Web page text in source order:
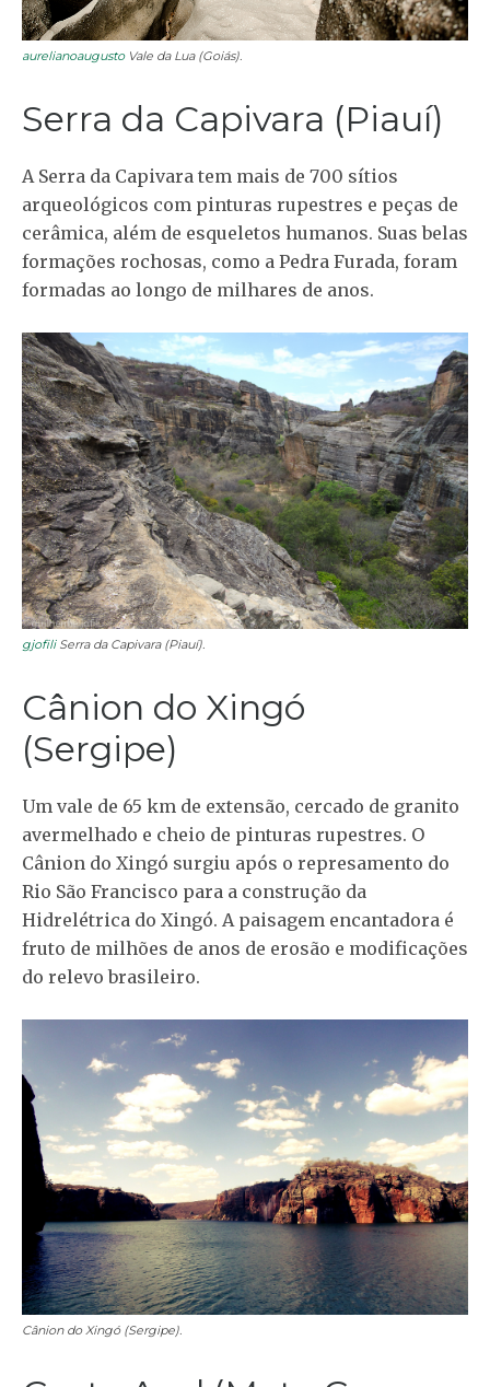
aurelianoaugustoVale da Lua (Goiás).
Serra da Capivara (Piauí)
A Serra da Capivara tem mais de 700 sítios
arqueológicos com pinturas rupestres e peças de
cerâmica, além de esqueletos humanos. Suas belas
formações rochosas, como a Pedra Furada, foram
formadas ao longo de milhares de anos.
gjofiliSerra da Capivara (Piauí).
Cânion do Xingó
(Sergipe)
Um vale de 65 km de extensão, cercado de granito
avermelhado e cheio de pinturas rupestres. O
Cânion do Xingó surgiu após o represamento do
Rio São Francisco para a construção da
Hidrelétrica do Xingó. A paisagem encantadora é
fruto de milhões de anos de erosão e modificações
do relevo brasileiro.
Cânion do Xingó (Sergipe).